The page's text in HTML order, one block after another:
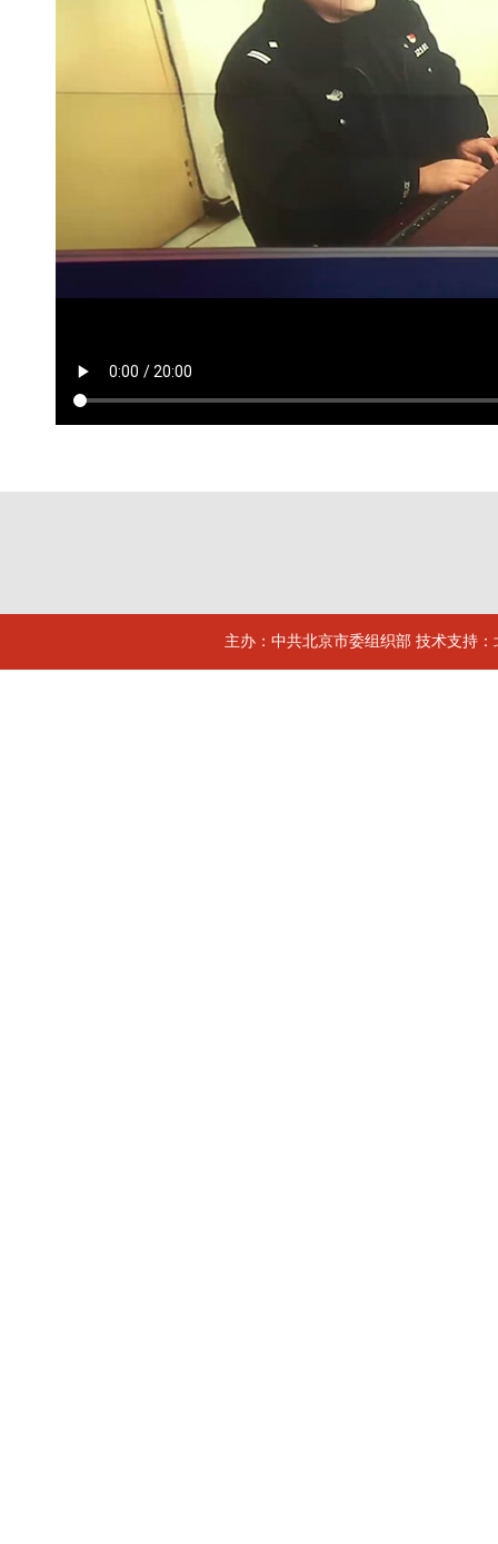
主办：中共北京市委组织部 技术支持